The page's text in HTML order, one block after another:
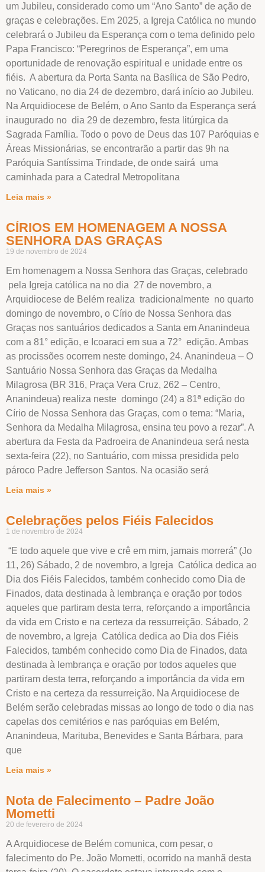
um Jubileu, considerado como um “Ano Santo” de ação de
graças e celebrações. Em 2025, a Igreja Católica no mundo
celebrará o Jubileu da Esperança com o tema definido pelo
Papa Francisco: “Peregrinos de Esperança”, em uma
oportunidade de renovação espiritual e unidade entre os
fiéis. A abertura da Porta Santa na Basílica de São Pedro,
no Vaticano, no dia 24 de dezembro, dará início ao Jubileu.
Na Arquidiocese de Belém, o Ano Santo da Esperança será
inaugurado no dia 29 de dezembro, festa litúrgica da
Sagrada Família. Todo o povo de Deus das 107 Paróquias e
Áreas Missionárias, se encontrarão a partir das 9h na
Paróquia Santíssima Trindade, de onde sairá uma
caminhada para a Catedral Metropolitana
Leia mais »
CÍRIOS EM HOMENAGEM A NOSSA
SENHORA DAS GRAÇAS
19 de novembro de 2024
Em homenagem a Nossa Senhora das Graças, celebrado
pela Igreja católica na no dia 27 de novembro, a
Arquidiocese de Belém realiza tradicionalmente no quarto
domingo de novembro, o Círio de Nossa Senhora das
Graças nos santuários dedicados a Santa em Ananindeua
com a 81° edição, e Icoaraci em sua a 72° edição. Ambas
as procissões ocorrem neste domingo, 24. Ananindeua – O
Santuário Nossa Senhora das Graças da Medalha
Milagrosa (BR 316, Praça Vera Cruz, 262 – Centro,
Ananindeua) realiza neste domingo (24) a 81ª edição do
Círio de Nossa Senhora das Graças, com o tema: “Maria,
Senhora da Medalha Milagrosa, ensina teu povo a rezar”. A
abertura da Festa da Padroeira de Ananindeua será nesta
sexta-feira (22), no Santuário, com missa presidida pelo
pároco Padre Jefferson Santos. Na ocasião será
Leia mais »
Celebrações pelos Fiéis Falecidos
1 de novembro de 2024
“E todo aquele que vive e crê em mim, jamais morrerá” (Jo
11, 26) Sábado, 2 de novembro, a Igreja Católica dedica ao
Dia dos Fiéis Falecidos, também conhecido como Dia de
Finados, data destinada à lembrança e oração por todos
aqueles que partiram desta terra, reforçando a importância
da vida em Cristo e na certeza da ressurreição. Sábado, 2
de novembro, a Igreja Católica dedica ao Dia dos Fiéis
Falecidos, também conhecido como Dia de Finados, data
destinada à lembrança e oração por todos aqueles que
partiram desta terra, reforçando a importância da vida em
Cristo e na certeza da ressurreição. Na Arquidiocese de
Belém serão celebradas missas ao longo de todo o dia nas
capelas dos cemitérios e nas paróquias em Belém,
Ananindeua, Marituba, Benevides e Santa Bárbara, para
que
Leia mais »
Nota de Falecimento – Padre João
Mometti
20 de fevereiro de 2024
A Arquidiocese de Belém comunica, com pesar, o
falecimento do Pe. João Mometti, ocorrido na manhã desta